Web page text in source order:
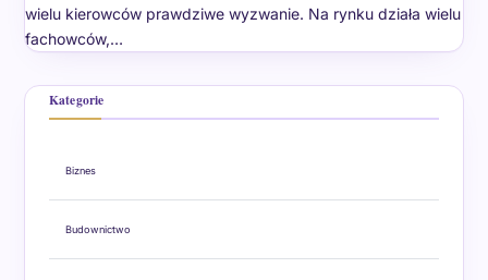
wielu kierowców prawdziwe wyzwanie. Na rynku działa wielu
fachowców,…
Kategorie
Biznes
Budownictwo